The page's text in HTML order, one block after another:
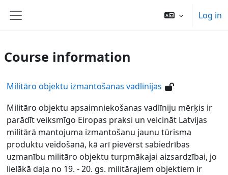
Side panel
Log in
Course information
Militāro objektu izmantošanas vadlīnijas
Militāro objektu apsaimniekošanas vadlīniju mērķis ir
parādīt veiksmīgo Eiropas praksi un veicināt Latvijas
militārā mantojuma izmantošanu jaunu tūrisma
produktu veidošanā, kā arī pievērst sabiedrības
uzmanību militāro objektu turpmākajai aizsardzībai, jo
lielākā daļa no 19. - 20. gs. militārajiem objektiem ir